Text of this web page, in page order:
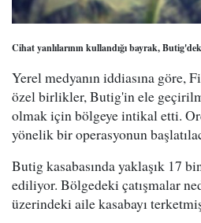
Cihat yanlılarının kullandığı bayrak,
Yerel medyanın iddiasına göre,
özel birlikler, Butig'in ele
olmak için bölgeye intikal etti.
yönelik bir operasyonun
Butig kasabasında yaklaşık 17
ediliyor. Bölgedeki çatışmalar
üzerindeki aile kasabayı